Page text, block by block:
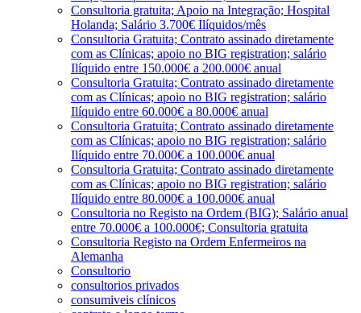
Consultoria gratuita; Apoio na Integração; Hospital
Holanda; Salário 3.700€ Ilíquidos/mês
Consultoria Gratuita; Contrato assinado diretamente
com as Clínicas; apoio no BIG registration; salário
Ilíquido entre 150.000€ a 200.000€ anual
Consultoria Gratuita; Contrato assinado diretamente
com as Clínicas; apoio no BIG registration; salário
Ilíquido entre 60.000€ a 80.000€ anual
Consultoria Gratuita; Contrato assinado diretamente
com as Clínicas; apoio no BIG registration; salário
Ilíquido entre 70.000€ a 100.000€ anual
Consultoria Gratuita; Contrato assinado diretamente
com as Clínicas; apoio no BIG registration; salário
Ilíquido entre 80.000€ a 100.000€ anual
Consultoria no Registo na Ordem (BIG); Salário anual
entre 70.000€ a 100.000€; Consultoria gratuita
Consultoria Registo na Ordem Enfermeiros na
Alemanha
Consultorio
consultorios privados
consumiveis clínicos